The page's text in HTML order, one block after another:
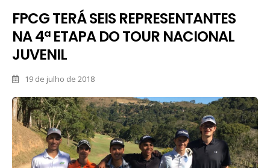
FPCG TERÁ SEIS REPRESENTANTES
NA 4ª ETAPA DO TOUR NACIONAL
JUVENIL
19 de julho de 2018